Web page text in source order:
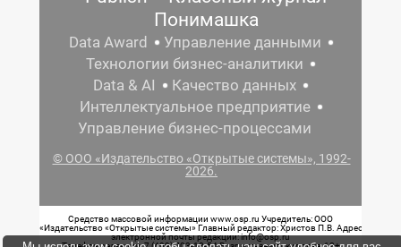
Понимашка
Data Award
Управление данными
Технологии бизнес-аналитики
Data & AI
Качество данных
Интеллектуальное предприятие
Управление бизнес-процессами
© ООО «Издательство «Открытые системы», 1992-
2026.
Средство массовой информации www.osp.ru Учредитель: ООО
«Издательство «Открытые системы» Главный редактор: Христов П.В. Адрес
электронной почты редакции: info@osp.ru